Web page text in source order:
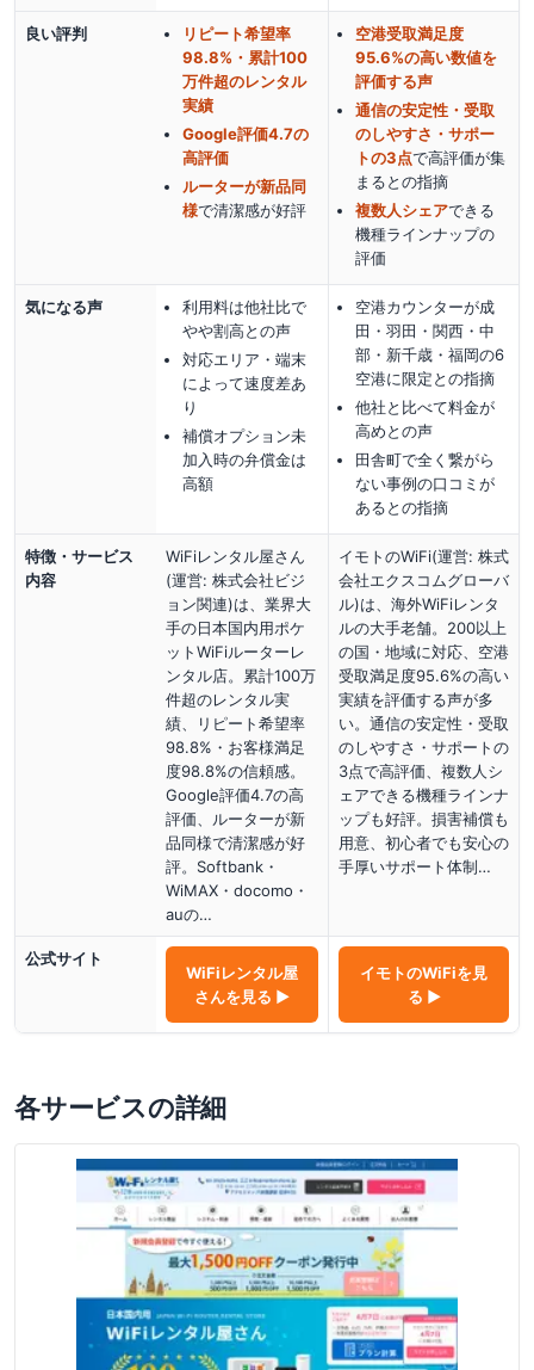
良い評判
リピート希望率
98.8%・累計100
万件超のレンタル
実績
Google評価4.7の
高評価
ルーターが新品同
様で清潔感が好評
空港受取満足度
95.6%の高い数値を
評価する声
通信の安定性・受取
のしやすさ・サポー
トの3点で高評価が集
まるとの指摘
複数人シェアできる
機種ラインナップの
評価
気になる声
利用料は他社比で
やや割高との声
対応エリア・端末
によって速度差あ
り
補償オプション未
加入時の弁償金は
高額
空港カウンターが成
田・羽田・関西・中
部・新千歳・福岡の6
空港に限定との指摘
他社と比べて料金が
高めとの声
田舎町で全く繋がら
ない事例の口コミが
あるとの指摘
特徴・サービス
内容
WiFiレンタル屋さん
(運営: 株式会社ビジ
ョン関連)は、業界大
手の日本国内用ポケ
ットWiFiルーターレ
ンタル店。累計100万
件超のレンタル実
績、リピート希望率
98.8%・お客様満足
度98.8%の信頼感。
Google評価4.7の高
評価、ルーターが新
品同様で清潔感が好
評。Softbank・
WiMAX・docomo・
auの…
イモトのWiFi(運営: 株式
会社エクスコムグローバ
ル)は、海外WiFiレンタ
ルの大手老舗。200以上
の国・地域に対応、空港
受取満足度95.6%の高い
実績を評価する声が多
い。通信の安定性・受取
のしやすさ・サポートの
3点で高評価、複数人シ
ェアできる機種ラインナ
ップも好評。損害補償も
用意、初心者でも安心の
手厚いサポート体制…
公式サイト
WiFiレンタル屋
さんを見る ▶
イモトのWiFiを見
る ▶
各サービスの詳細